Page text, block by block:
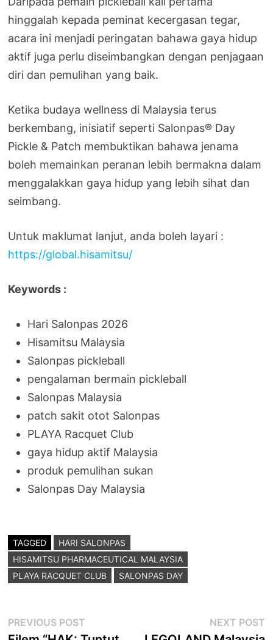
hinggalah kepada peminat kecergasan tegar,
acara ini menjadi peringatan bahawa gaya hidup
aktif juga perlu diseimbangkan dengan penjagaan
diri dan pemulihan yang baik.
Ketika budaya wellness di Malaysia terus
berkembang, inisiatif seperti Salonpas® Day
Pickle & Patch membuktikan bahawa jenama
boleh memainkan peranan lebih bermakna dalam
menggalakkan gaya hidup yang lebih sihat dan
seimbang.
Untuk maklumat lanjut, anda boleh layari :
https://global.hisamitsu/
Keywords :
Hari Salonpas 2026
Hisamitsu Malaysia
Salonpas pickleball
pengalaman bermain pickleball
Salonpas Malaysia
patch sakit otot Salonpas
PLAYA Racquet Club
gaya hidup aktif Malaysia
produk pemulihan sukan
Salonpas Day Malaysia
TAGGED
HARI SALONPAS
HISAMITSU PHARMACEUTICAL MALAYSIA
PLAYA RACQUET CLUB
SALONPAS DAY
Post
PREVIOUS POST NEXT POST